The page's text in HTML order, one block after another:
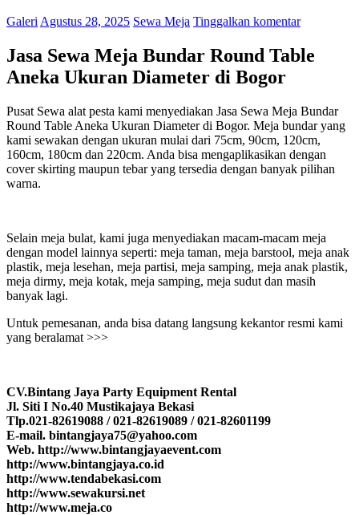
Galeri Agustus 28, 2025 Sewa Meja Tinggalkan komentar
Jasa Sewa Meja Bundar Round Table
Aneka Ukuran Diameter di Bogor
Pusat Sewa alat pesta kami menyediakan Jasa Sewa Meja Bundar
Round Table Aneka Ukuran Diameter di Bogor. Meja bundar yang
kami sewakan dengan ukuran mulai dari 75cm, 90cm, 120cm,
160cm, 180cm dan 220cm. Anda bisa mengaplikasikan dengan
cover skirting maupun tebar yang tersedia dengan banyak pilihan
warna.
Selain meja bulat, kami juga menyediakan macam-macam meja
dengan model lainnya seperti: meja taman, meja barstool, meja anak
plastik, meja lesehan, meja partisi, meja samping, meja anak plastik,
meja dirmy, meja kotak, meja samping, meja sudut dan masih
banyak lagi.
Untuk pemesanan, anda bisa datang langsung kekantor resmi kami
yang beralamat >>>
CV.Bintang Jaya Party Equipment Rental
Jl. Siti I No.40 Mustikajaya Bekasi
Tlp.021-82619088 / 021-82619089 / 021-82601199
E-mail. bintangjaya75@yahoo.com
Web. http://www.bintangjayaevent.com
http://www.bintangjaya.co.id
http://www.tendabekasi.com
http://www.sewakursi.net
http://www.meja.co